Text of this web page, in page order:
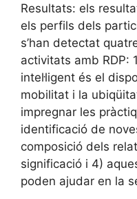
Resultats: els
els perfils dels
s’han detectat
activitats amb RDP:
intel·ligent és el
mobilitat i la
impregnar les
identificació de
composició dels
significació i 4)
poden ajudar en la